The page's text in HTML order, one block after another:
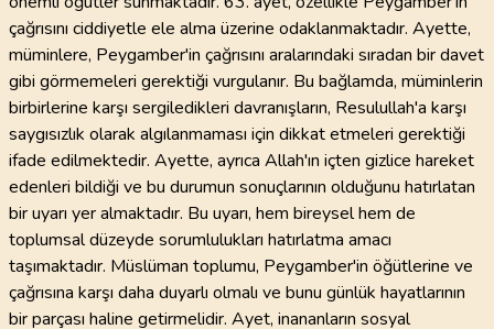
çağrısını ciddiyetle ele alma üzerine odaklanmaktadır. Ayette,
müminlere, Peygamber'in çağrısını aralarındaki sıradan bir davet
gibi görmemeleri gerektiği vurgulanır. Bu bağlamda, müminlerin
birbirlerine karşı sergiledikleri davranışların, Resulullah'a karşı
saygısızlık olarak algılanmaması için dikkat etmeleri gerektiği
ifade edilmektedir. Ayette, ayrıca Allah'ın içten gizlice hareket
edenleri bildiği ve bu durumun sonuçlarının olduğunu hatırlatan
bir uyarı yer almaktadır. Bu uyarı, hem bireysel hem de
toplumsal düzeyde sorumlulukları hatırlatma amacı
taşımaktadır. Müslüman toplumu, Peygamber'in öğütlerine ve
çağrısına karşı daha duyarlı olmalı ve bunu günlük hayatlarının
bir parçası haline getirmelidir. Ayet, inananların sosyal